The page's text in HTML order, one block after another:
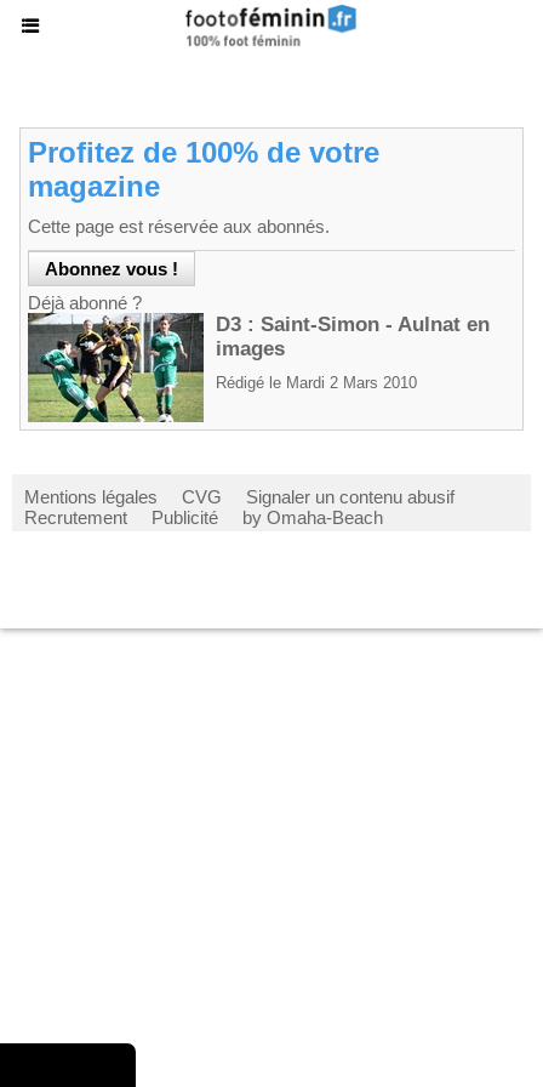
Profitez de 100% de votre
magazine
Cette page est réservée aux abonnés.
Déjà abonné ?
D3 : Saint-Simon - Aulnat en
images
Rédigé le Mardi 2 Mars 2010
Mentions légales CVG
Signaler un contenu abusif
Recrutement
Publicité by Omaha-Beach